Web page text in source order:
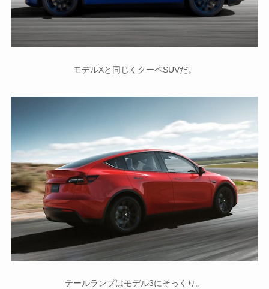
モデルXと同じくクーペSUVだ。
テールランプはモデル3にそっくり。